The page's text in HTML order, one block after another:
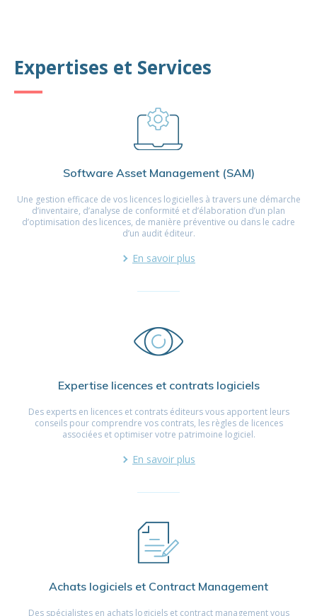
Expertises et Services
Software Asset Management (SAM)
Une gestion efficace de vos licences logicielles à travers une démarche
d’inventaire, d’analyse de conformité et d’élaboration d’un plan
d’optimisation des licences, de manière préventive ou dans le cadre
d’un audit éditeur.
En savoir plus
Expertise licences et contrats logiciels
Des experts en licences et contrats éditeurs vous apportent leurs
conseils pour comprendre vos contrats, les règles de licences
associées et optimiser votre patrimoine logiciel.
En savoir plus
Achats logiciels et Contract Management
Des spécialistes en achats logiciels et contract management vous